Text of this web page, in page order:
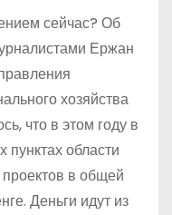
сейчас? Об
Ержан
хозяйства
что в этом году в
пунктах области
в общей
Деньги идут из